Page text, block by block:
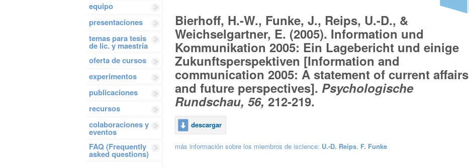
equipo
presentaciones
temas para tesis
de lic. y maestría
oferta de cursos
experimentos
publicaciones
recursos
colaboraciones y
eventos
FAQ (Frequently
asked questions)
Bierhoff, H.-W., Funke, J., Reips, U.-D., &
Weichselgartner, E. (2005). Information und
Kommunikation 2005: Ein Lagebericht und einige
Zukunftsperspektiven [Information and
communication 2005: A statement of current affairs
and future perspectives]. Psychologische
Rundschau, 56, 212-219.
descargar
más información sobre los miembros de iscience: U.-D. Reips, F. Funke